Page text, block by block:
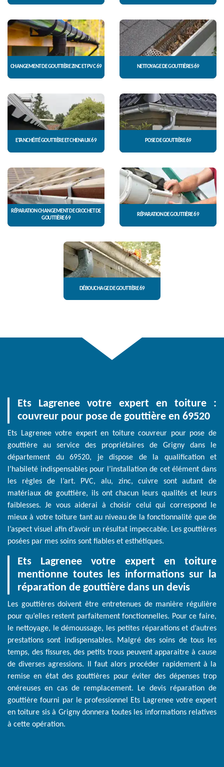
CHANGEMENT DE GOUTTIÈRE ZINC ET PVC 69 NETTOYAGE DE GOUTTIÈRES 69
ETANCHÉITÉ GOUTTIÈRE ET CHENAUX 69 POSE DE GOUTTIÈRE 69
RÉPARATION CHANGEMENT DE CROCHET DE
GOUTTIÈRE 69
RÉPARATION DE GOUTTIÈRE 69
DÉBOUCHAGE DE GOUTTIÈRE 69
Ets Lagrenee votre expert en toiture :
couvreur pour pose de gouttière en 69520
Ets Lagrenee votre expert en toiture couvreur pour pose de
gouttière au service des propriétaires de Grigny dans le
département du 69520, je dispose de la qualification et
l’habileté indispensables pour l’installation de cet élément dans
les règles de l’art. PVC, alu, zinc, cuivre sont autant de
matériaux de gouttière, ils ont chacun leurs qualités et leurs
faiblesses. Je vous aiderai à choisir celui qui correspond le
mieux à votre toiture tant au niveau de la fonctionnalité que de
l’aspect visuel afin d’avoir un résultat impeccable. Les gouttières
posées par mes soins sont fiables et esthétiques.
Ets Lagrenee votre expert en toiture
mentionne toutes les informations sur la
réparation de gouttière dans un devis
Les gouttières doivent être entretenues de manière régulière
pour qu’elles restent parfaitement fonctionnelles. Pour ce faire,
le nettoyage, le démoussage, les petites réparations et d’autres
prestations sont indispensables. Malgré des soins de tous les
temps, des fissures, des petits trous peuvent apparaitre à cause
de diverses agressions. Il faut alors procéder rapidement à la
remise en état des gouttières pour éviter des dépenses trop
onéreuses en cas de remplacement. Le devis réparation de
gouttière fourni par le professionnel Ets Lagrenee votre expert
en toiture sis à Grigny donnera toutes les informations relatives
à cette opération.